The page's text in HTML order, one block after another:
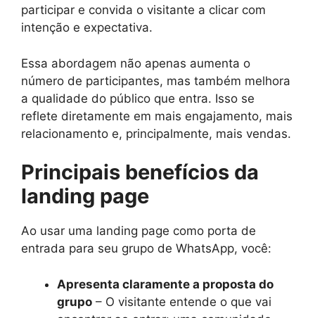
participar e convida o visitante a clicar com
intenção e expectativa.
Essa abordagem não apenas aumenta o
número de participantes, mas também melhora
a qualidade do público que entra. Isso se
reflete diretamente em mais engajamento, mais
relacionamento e, principalmente, mais vendas.
Principais benefícios da
landing page
Ao usar uma landing page como porta de
entrada para seu grupo de WhatsApp, você:
Apresenta claramente a proposta do
grupo – O visitante entende o que vai